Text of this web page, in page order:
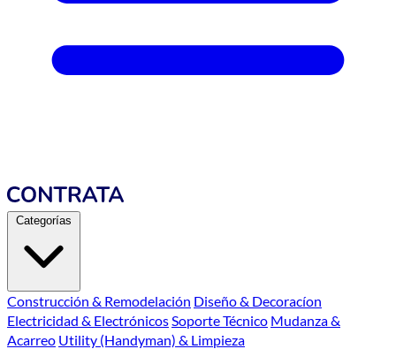
Categorías
Construcción & Remodelación Diseño & Decoracíon
Electricidad & ElectrónicosSoporte Técnico Mudanza &
Acarreo Utility (Handyman) & Limpieza